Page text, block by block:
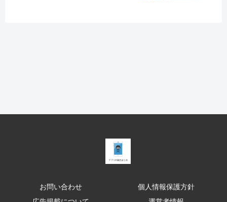
お問い合わせ
個人情報保護方針